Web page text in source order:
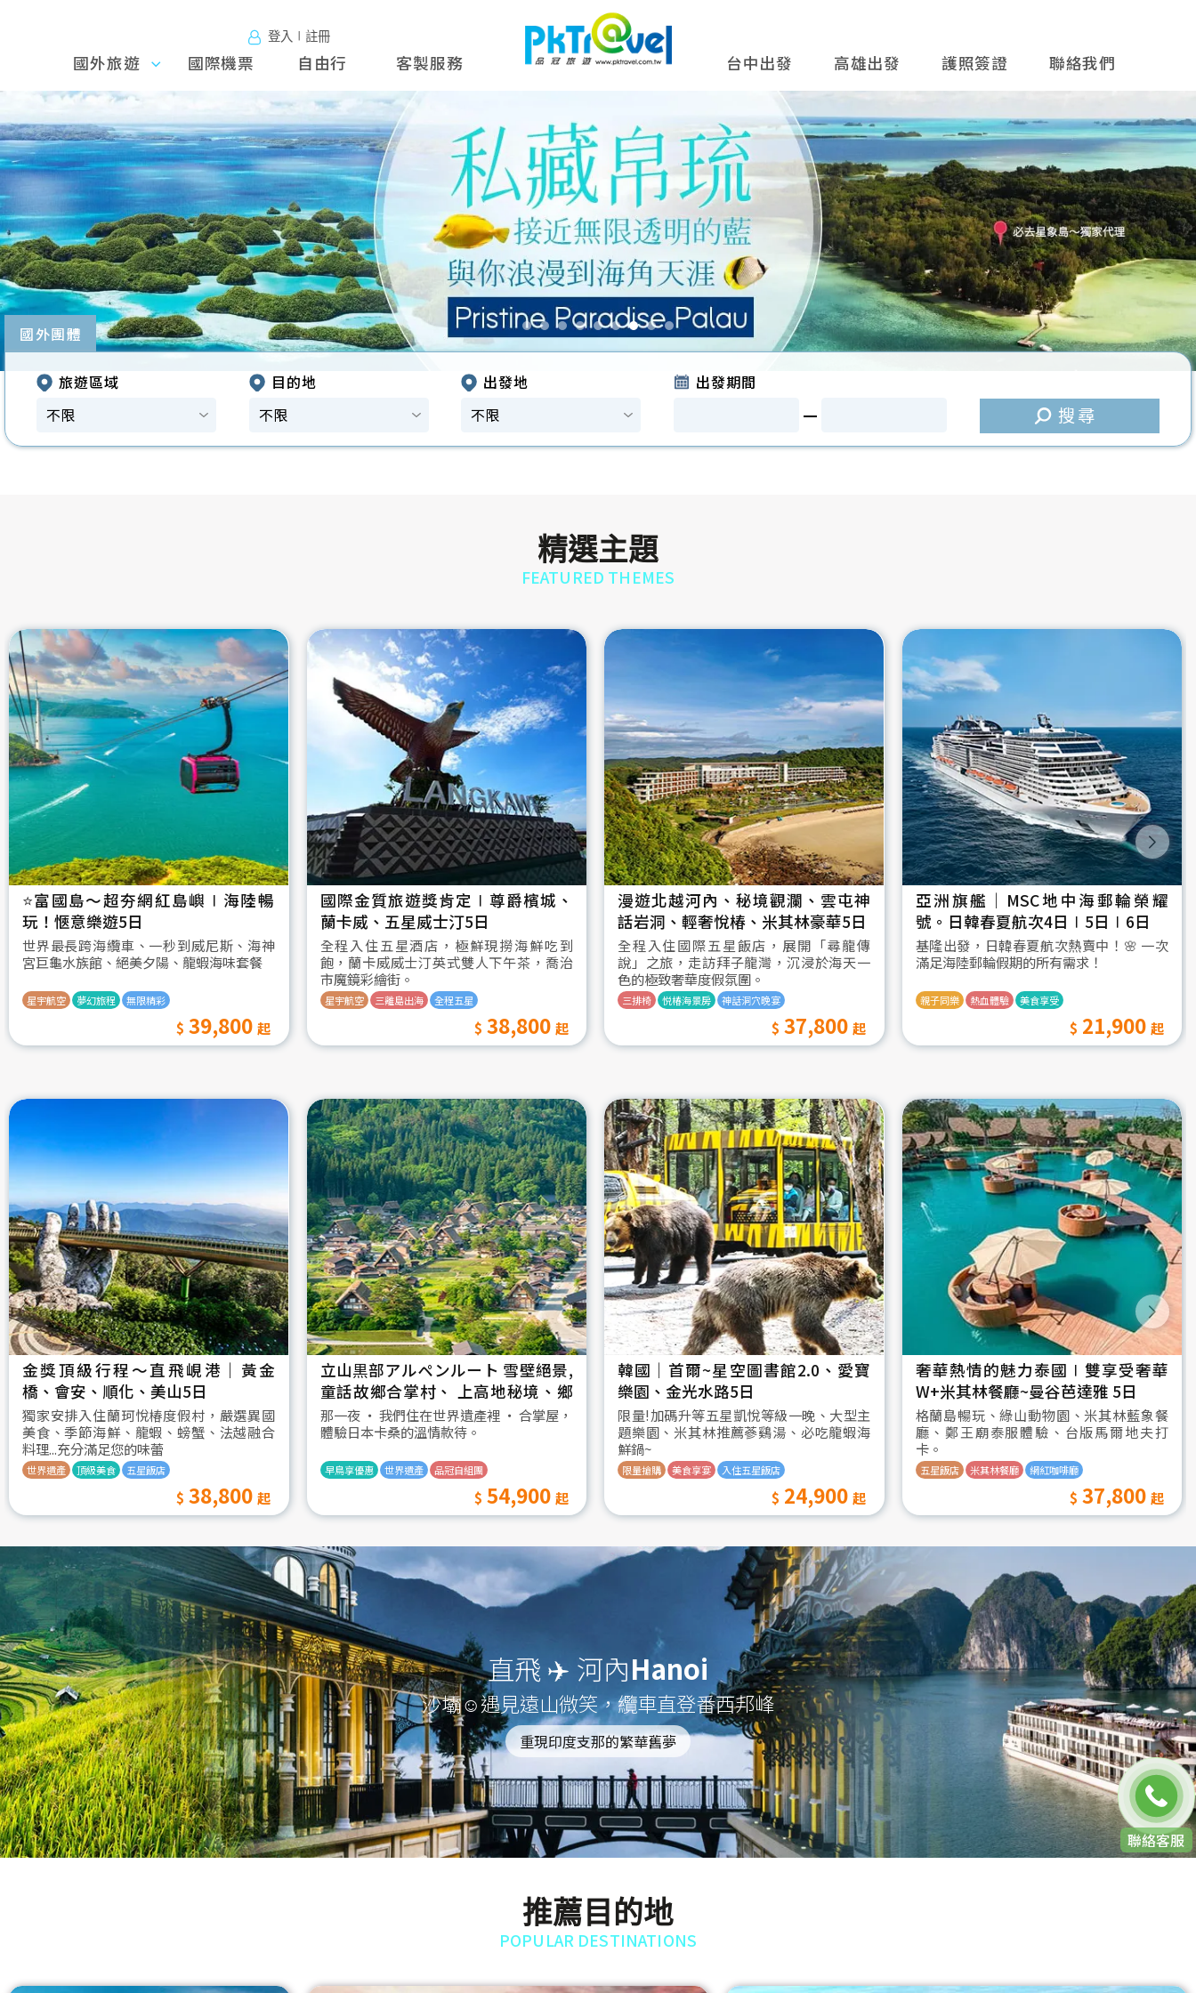
登入∣註冊
國外旅
遊
國外旅遊 國際機票 自由行 客製服務 台中出發 高雄出發 護照簽證 聯絡我們
往前 往後
國外團體
旅遊區域 目的地 出發地 出發期間
精選主題
FEATURED THEMES
⭐️富國島～超夯網紅島嶼∣海陸暢
玩！愜意樂遊5日
世界最長跨海纜車、一秒到威尼斯、海神
宮巨龜水族館、絕美夕陽、龍蝦海味套餐
星宇航空 夢幻旅程 無限精彩
39,800
國際金質旅遊獎肯定∣尊爵檳城、
蘭卡威、五星威士汀5日
全程入住五星酒店，極鮮現撈海鮮吃到
飽，蘭卡威威士汀英式雙人下午茶，喬治
市魔鏡彩繪街。
星宇航空 三離島出海 全程五星
38,800
漫遊北越河內、秘境觀瀾、雲屯神
話岩洞、輕奢悅椿、米其林豪華5日
全程入住國際五星飯店，展開「尋龍傳
說」之旅，走訪拜子龍灣，沉浸於海天一
色的極致奢華度假氛圍。
三排椅 悦椿海景房 神話洞穴晚宴
37,800
亞洲旗艦｜MSC地中海郵輪榮耀
號。日韓春夏航次4日∣5日∣6日
基隆出發，日韓春夏航次熱賣中！🌸 一次
滿足海陸郵輪假期的所有需求！
親子同樂 熱血體驗 美食享受
21,900
金獎頂級行程～直飛峴港｜黃金
橋、會安、順化、美山5日
獨家安排入住蘭珂悅椿度假村，嚴選異國
美食、季節海鮮、龍蝦、螃蟹、法越融合
料理...充分滿足您的味蕾
世界遺產 頂級美食 五星飯店
38,800
立山黒部アルペンルート 雪壁絕景,
童話故鄉合掌村、 上高地秘境、鄉
村古街町5日
那一夜 ‧ 我們住在世界遺產裡 ‧ 合掌屋，
體驗日本卡桑的溫情款待。
早鳥享優惠 世界遺產 品冠自組團
54,900
韓國│首爾~星空圖書館2.0、愛寶
樂園、金光水路5日
限量!加碼升等五星凱悅等級一晚、大型主
題樂園、米其林推薦蔘鷄湯、必吃龍蝦海
鮮鍋~
限量搶購 美食享宴 入住五星飯店
24,900
奢華熱情的魅力泰國∣雙享受奢華
W+米其林餐廳~曼谷芭達雅 5日
格蘭島暢玩、綠山動物園、米其林藍象餐
廳、鄭王廟泰服體驗、台版馬爾地夫打
卡。
五星飯店 米其林餐廳 網紅咖啡廳
37,800
直飛 ✈️ 河內Hanoi
沙壩☺遇見遠山微笑，纜車直登番西邦峰
重現印度支那的繁華舊夢
推薦目的地
POPULAR DESTINATIONS
聯絡客服
免費通話